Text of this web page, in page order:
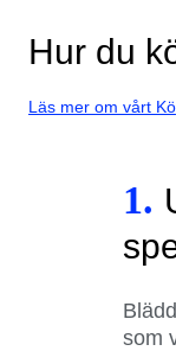
Hur du
Läs mer om vårt
1.
som